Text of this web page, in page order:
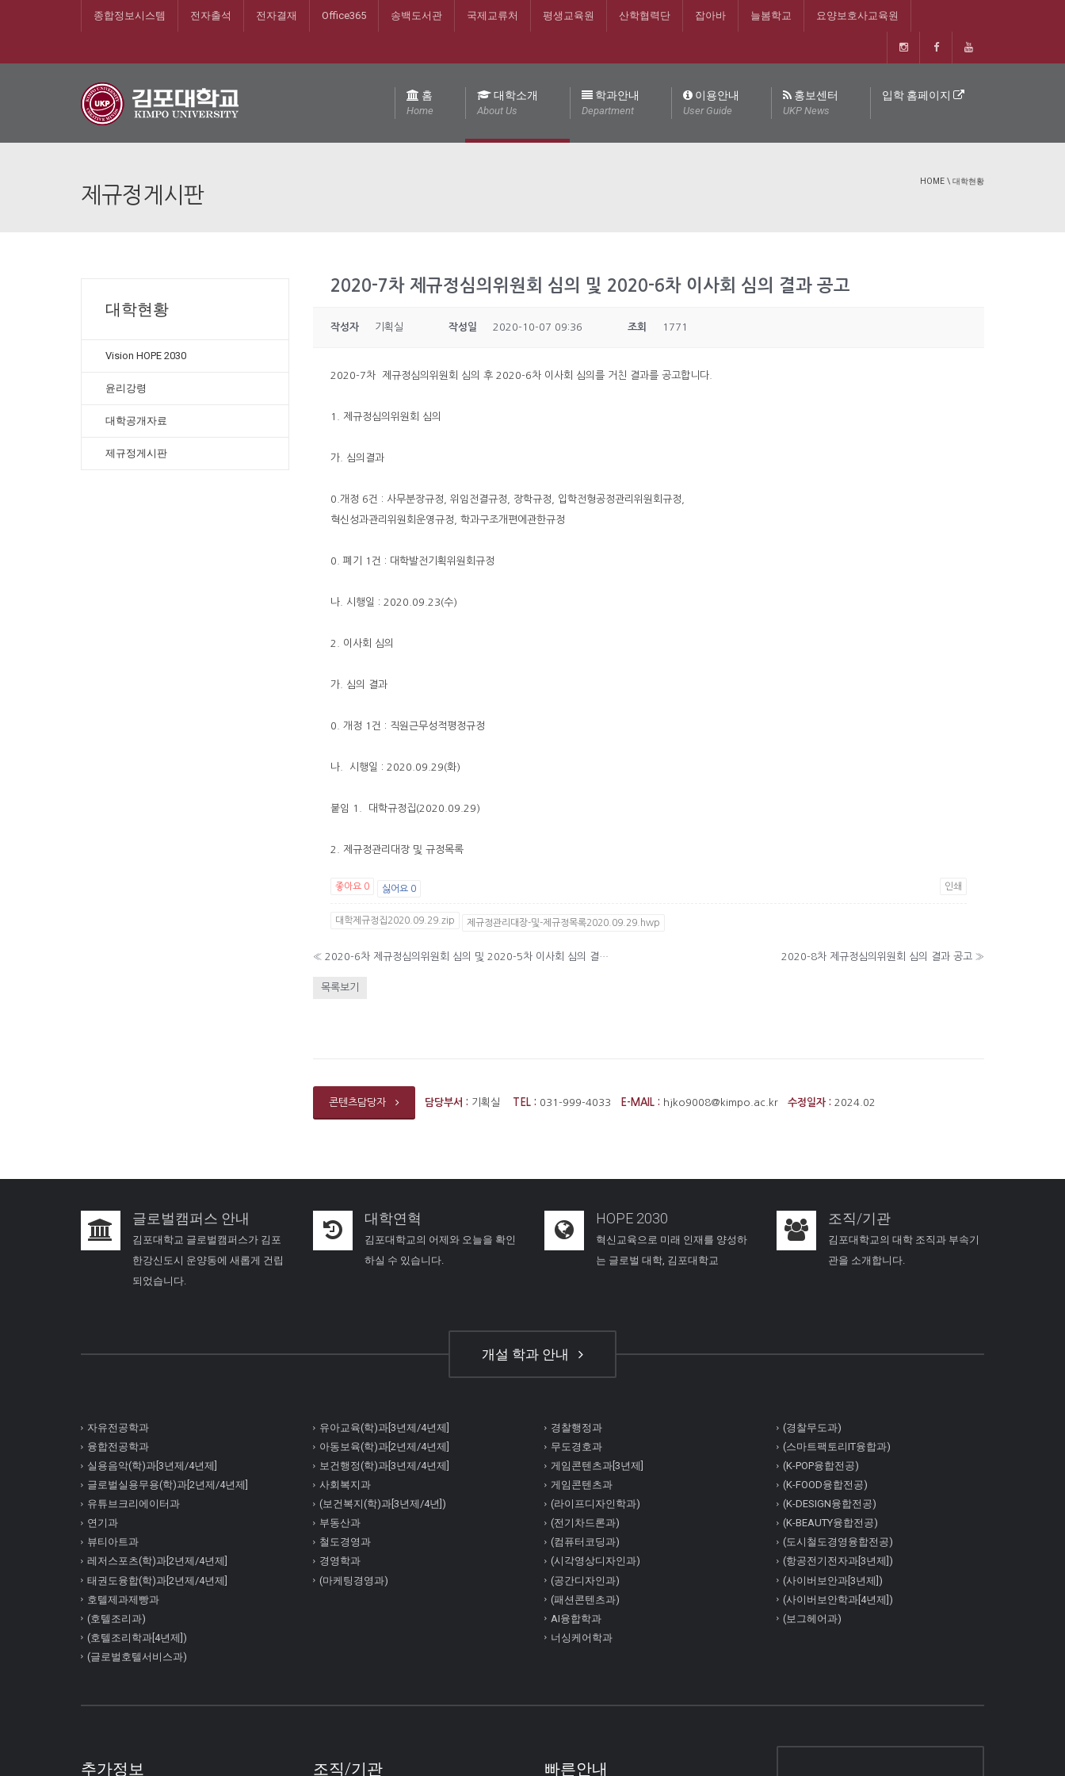
종합정보시스템 전자출석 전자결재 Office365 송백도서관 국제교류처 평생교육원 산학협력단 잡아바 늘봄학교 요양보호사교육원
홈
Home
대학소개
About Us
학과안내
Department
이용안내
User Guide
홍보센터
UKP News
입학 홈페이지
제규정게시판
HOME \ 대학현황
2020-7차 제규정심의위원회 심의 및 2020-6차 이사회 심의 결과 공고
작성자 기획실 작성일 2020-10-07 09:36 조회 1771
2020-7차 제규정심의위원회 심의 후 2020-6차 이사회 심의를 거친 결과를 공고합니다.
1. 제규정심의위원회 심의
가. 심의결과
0.개정 6건 : 사무분장규정, 위임전결규정, 장학규정, 입학전형공정관리위원회규정,
혁신성과관리위원회운영규정, 학과구조개편에관한규정
0. 폐기 1건 : 대학발전기획위원회규정
나. 시행일 : 2020.09.23(수)
2. 이사회 심의
가. 심의 결과
0. 개정 1건 : 직원근무성적평정규정
나. 시행일 : 2020.09.29(화)
붙임 1. 대학규정집(2020.09.29)
2. 제규정관리대장 및 규정목록
좋아요 0 싫어요 0 인쇄
대학제규정집2020.09.29.zip 제규정관리대장-및-제규정목록2020.09.29.hwp
« 2020-6차 제규정심의위원회 심의 및 2020-5차 이사회 심의 결과 공고 2020-8차 제규정심의위원회 심의 결과 공고 »
목록보기
콘텐츠담당자 담당부서 : 기획실 TEL : 031-999-4033 E-MAIL : hjko9008@kimpo.ac.kr 수정일자 : 2024.02
대학현황
Vision HOPE 2030
윤리강령
대학공개자료
제규정게시판
글로벌캠퍼스 안내
김포대학교 글로벌캠퍼스가 김포
한강신도시 운양동에 새롭게 건립
되었습니다.
대학연혁
김포대학교의 어제와 오늘을 확인
하실 수 있습니다.
HOPE 2030
혁신교육으로 미래 인재를 양성하
는 글로벌 대학, 김포대학교
조직/기관
김포대학교의 대학 조직과 부속기
관을 소개합니다.
개설 학과 안내
자유전공학과
융합전공학과
실용음악(학)과[3년제/4년제]
글로벌실용무용(학)과[2년제/4년제]
유튜브크리에이터과
연기과
뷰티아트과
레저스포츠(학)과[2년제/4년제]
태권도융합(학)과[2년제/4년제]
호텔제과제빵과
(호텔조리과)
(호텔조리학과[4년제])
(글로벌호텔서비스과)
유아교육(학)과[3년제/4년제]
아동보육(학)과[2년제/4년제]
보건행정(학)과[3년제/4년제]
사회복지과
(보건복지(학)과[3년제/4년])
부동산과
철도경영과
경영학과
(마케팅경영과)
경찰행정과
무도경호과
게임콘텐츠과[3년제]
게임콘텐츠과
(라이프디자인학과)
(전기차드론과)
(컴퓨터코딩과)
(시각영상디자인과)
(공간디자인과)
(패션콘텐츠과)
AI융합학과
너싱케어학과
(경찰무도과)
(스마트팩토리IT융합과)
(K-POP융합전공)
(K-FOOD융합전공)
(K-DESIGN융합전공)
(K-BEAUTY융합전공)
(도시철도경영융합전공)
(항공전기전자과[3년제])
(사이버보안과[3년제])
(사이버보안학과[4년제])
(보그헤어과)
추가정보 조직/기관 빠른안내